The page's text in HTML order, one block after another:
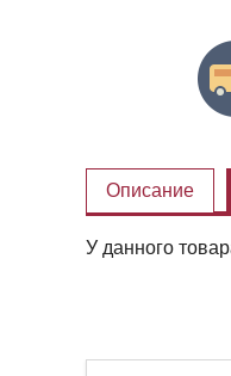
Описание
У данного